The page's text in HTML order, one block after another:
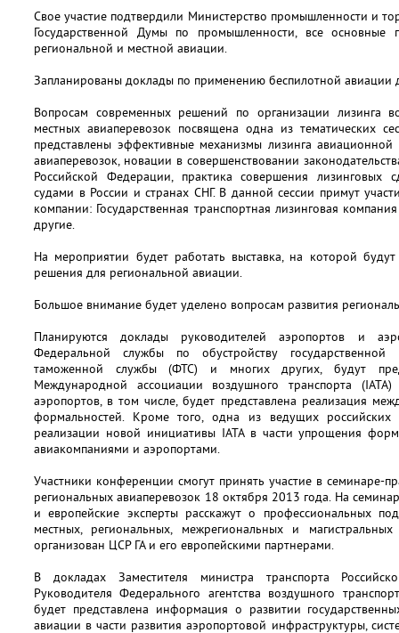
Свое участие подтвердили Министерство промышленности и
Государственной Думы по промышленности, все основные
региональной и местной авиации.
Запланированы доклады по применению беспилотной авиации
Вопросам современных решений по организации лизинга
местных авиаперевозок посвящена одна из тематических
представлены эффективные механизмы лизинга
авиаперевозок, новации в совершенствовании
Российской Федерации, практика совершения лизинговых
судами в России и странах СНГ. В данной сессии примут
компании: Государственная транспортная лизинговая
другие.
На мероприятии будет работать выставка, на которой
решения для региональной авиации.
Большое внимание будет уделено вопросам развития
Планируются доклады руководителей аэропортов и
Федеральной службы по обустройству государственной
таможенной службы (ФТС) и многих других, будут
Международной ассоциации воздушного транспорта
аэропортов, в том числе, будет представлена реализация
формальностей. Кроме того, одна из ведущих
реализации новой инициативы IATA в части упрощения
авиакомпаниями и аэропортами.
Участники конференции смогут принять участие в семинаре-
региональных авиаперевозок 18 октября 2013 года. На
и европейские эксперты расскажут о профессиональных
местных, региональных, межрегиональных и
организован ЦСР ГА и его европейскими партнерами.
В докладах Заместителя министра транспорта
Руководителя Федерального агентства воздушного
будет представлена информация о развитии
авиации в части развития аэропортовой инфраструктуры,